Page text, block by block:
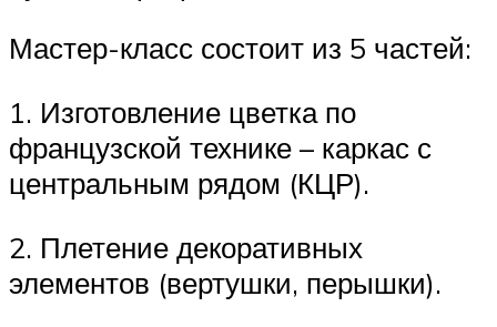
Мастер-класс состоит из 5 частей:
1. Изготовление цветка по
французской технике – каркас с
центральным рядом (КЦР).
2. Плетение декоративных
элементов (вертушки, перышки).